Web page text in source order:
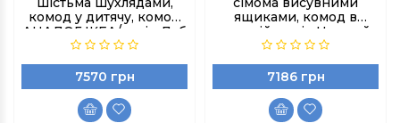
комод у дитячу, комод
АНАЛОГ ІКЕА/колір Дуб
сонома
7570 грн
ящиками, комод в
дитячій, колір Чорний
7186 грн